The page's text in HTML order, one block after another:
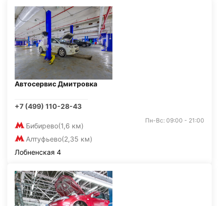
Автосервис Дмитровка
+7 (499) 110-28-43
Бибирево(1,6 км)
Алтуфьево(2,35 км)
Пн-Вс: 09:00 - 21:00
Лобненская 4